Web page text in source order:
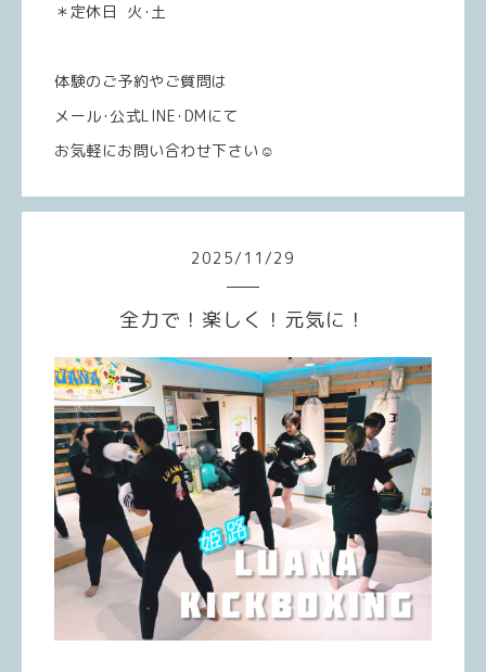
＊定休日 火･土
体験のご予約やご質問は
メール･公式LINE･DMにて
お気軽にお問い合わせ下さい☺️
2025/ 11 /29
全力で！楽しく！元気に！